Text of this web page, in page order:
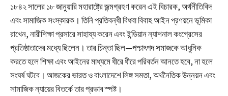
১৮৪২ সালের ১৮ জানুয়ারি মহারাষ্ট্রে জন্মগ্রহণ করেন এই বিচারক, অর্থনীতিবিদ
এবং সামাজিক সংস্কারক। তিনি প্রতিবন্ধী বিধবা বিবাহ আইন প্রণয়নে ভূমিকা
রাখেন, নারীশিক্ষা প্রসারে সাহায্য করেন এবং ইন্ডিয়ান ন্যাশনাল কংগ্রেসের
প্রতিষ্ঠাতাদের মধ্যে ছিলেন। তার চিন্তা ছিল—পশ্চাৎপদ সমাজকে আধুনিক
করতে হলে শিক্ষা এবং আইনের মাধ্যমে ধীরে ধীরে পরিবর্তন আনতে হবে, না হলে
সংঘর্ষ ঘটবে। আজকের ভারত ও বাংলাদেশে লিঙ্গ সমতা, অর্থনৈতিক উন্নয়ন এবং
সামাজিক ন্যায়ের বিতর্কে তার প্রভাব স্পষ্ট।